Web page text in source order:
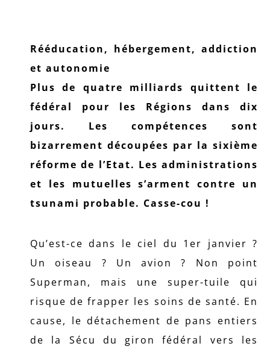
Rééducation, hébergement, addiction
et autonomie
Plus de quatre milliards quittent le
fédéral pour les Régions dans dix
jours. Les compétences sont
bizarrement découpées par la sixième
réforme de l’Etat. Les administrations
et les mutuelles s’arment contre un
tsunami probable. Casse-cou !
Qu’est-ce dans le ciel du 1er janvier ?
Un oiseau ? Un avion ? Non point
Superman, mais une super-tuile qui
risque de frapper les soins de santé. En
cause, le détachement de pans entiers
de la Sécu du giron fédéral vers les